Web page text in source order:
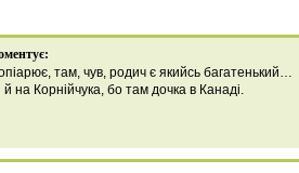
там, чув, родич є якийсь багатенький…
на Корнійчука, бо там дочка в Канаді.